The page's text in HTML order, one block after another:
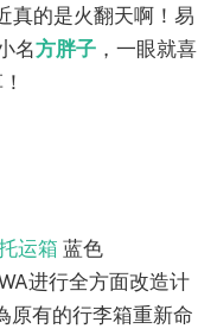
真的是火翻天啊！易
名方胖子 ，一眼就喜
运箱 蓝色
进行全方面改造计
原有的行李箱重新命